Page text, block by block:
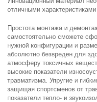
отличными
Простота монтажа и
самостоятельно сможете
нужной конфигурации и
абсолютно безвреден для
атмосферу токсичных
высокие показатели
травматизма. Упругие и
защищая спортсменов от
показатели тепло- и